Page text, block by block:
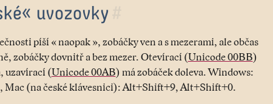
uvozovky
píší « naopak », zobáčky ven a s mezerami, ale občas
zobáčky dovnitř a bez mezer. Otevírací (Unicode 00BB)
uzavírací (Unicode 00AB) má zobáček doleva. Windows:
Mac (na české klávesnici): Alt+Shift+9, Alt+Shift+0.